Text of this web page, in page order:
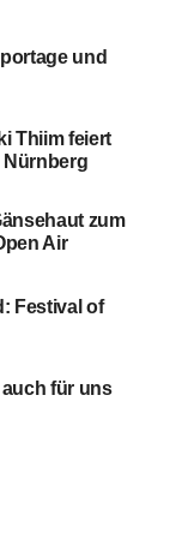
und
Thiim feiert
Nürnberg
zum
Air
Festival of
auch für uns